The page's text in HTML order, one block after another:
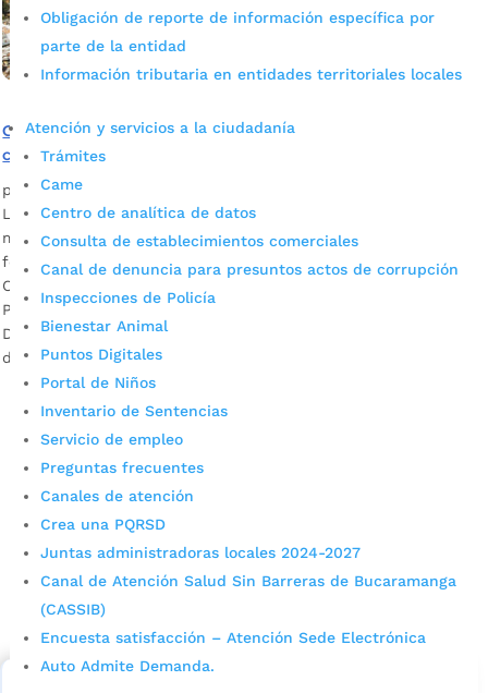
Obligación de reporte de información específica por
parte de la entidad
Información tributaria en entidades territoriales locales
Atención y servicios a la ciudadanía
Trámites
Came
Centro de analítica de datos
Consulta de establecimientos comerciales
Canal de denuncia para presuntos actos de corrupción
Inspecciones de Policía
Bienestar Animal
Puntos Digitales
Portal de Niños
Inventario de Sentencias
Servicio de empleo
Preguntas frecuentes
Canales de atención
Crea una PQRSD
Juntas administradoras locales 2024-2027
Canal de Atención Salud Sin Barreras de Bucaramanga
(CASSIB)
Encuesta satisfacción – Atención Sede Electrónica
Auto Admite Demanda.
Gobierno Municipal invita a los ediles a participar de una
capacitación el próximo 3 de julio
por Alcaldía de Bucaramanga
La jornada tiene como propósito que los ediles conozcan
muy bien cuáles son sus funciones y cómo pueden
fortalecer a través de sus ideas el gobierno de Juan Carlos
Cárdenas. Audio: Reinaldo Barrera Bonilla, coordinador del
Programa de Desarrollo Comunitario de la Secretaría de
Desarrollo. La Administración Municipal invita a los 121 ediles
de Bucaramanga […]
Cupos Escolares Bucaramanga 2022
Consulta aqui los pasos para inscribirse y solicitar un
cupo escolar en los colegios oficiales de
Bucaramanga.